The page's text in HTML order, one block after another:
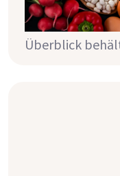
und wie du mit
Tricks sowie
Überblick